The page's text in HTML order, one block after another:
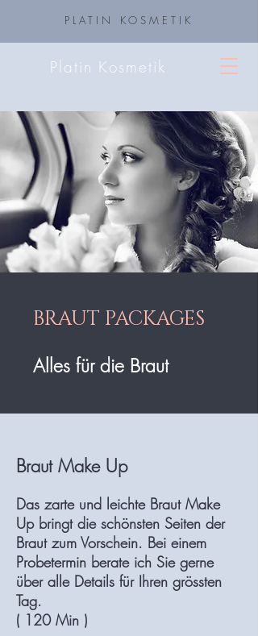
PLATIN KOSMETIK
Platin Kosmetik
BRAUT PACKAGES
Alles für die Braut
Braut Make Up
Das zarte und leichte Braut Make
Up bringt die schönsten Seiten der
Braut zum Vorschein. Bei einem
Probetermin berate ich Sie gerne
über alle Details für Ihren grössten
Tag.
( 120 Min )